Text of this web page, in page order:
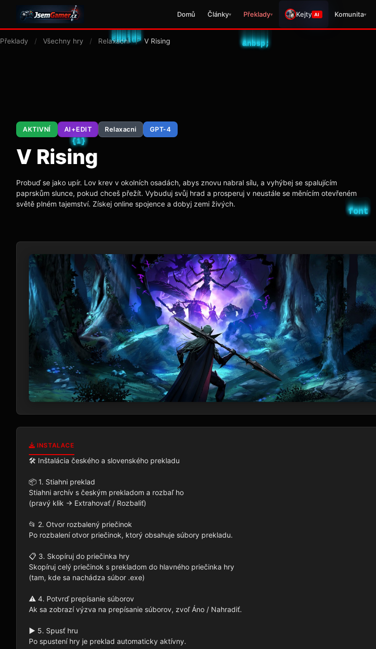
Domů Články▾ Překlady▾ Kejty AI Komunita▾
Překlady / Všechny hry / Relaxacni / V Rising
AKTIVNÍ AI+EDIT Relaxacni GPT-4
V Rising
Probuď se jako upír. Lov krev v okolních osadách, abys znovu nabral sílu, a vyhýbej se spalujícím
paprskům slunce, pokud chceš přežít. Vybuduj svůj hrad a prosperuj v neustále se měnícím otevřeném
světě plném tajemství. Získej online spojence a dobyj zemi živých.
INSTALACE
🛠️ Inštalácia českého a slovenského prekladu
📦 1. Stiahni preklad
Stiahni archív s českým prekladom a rozbaľ ho
(pravý klik → Extrahovať / Rozbaliť)
📂 2. Otvor rozbalený priečinok
Po rozbalení otvor priečinok, ktorý obsahuje súbory prekladu.
📋 3. Skopíruj do priečinka hry
Skopíruj celý priečinok s prekladom do hlavného priečinka hry
(tam, kde sa nachádza súbor .exe)
⚠️ 4. Potvrď prepísanie súborov
Ak sa zobrazí výzva na prepísanie súborov, zvoľ Áno / Nahradiť.
▶️ 5. Spusť hru
Po spustení hry je preklad automaticky aktívny.